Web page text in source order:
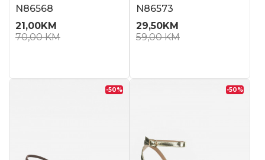
N86568
21,00KM
70,00KM
N86573
29,50KM
59,00KM
-50% -50%